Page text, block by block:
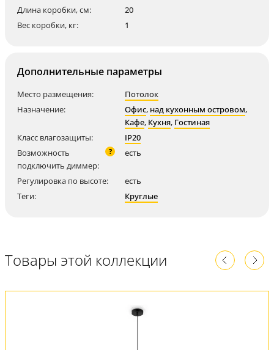
Длина коробки, см:
20
Вес коробки, кг:
1
Дополнительные параметры
Место размещения:
Потолок
Назначение:
Офис, над кухонным островом,
Кафе, Кухня, Гостиная
Класс влагозащиты:
IP20
Возможность
подключить диммер:
? есть
Регулировка по высоте:
есть
Теги:
Круглые
Товары этой коллекции